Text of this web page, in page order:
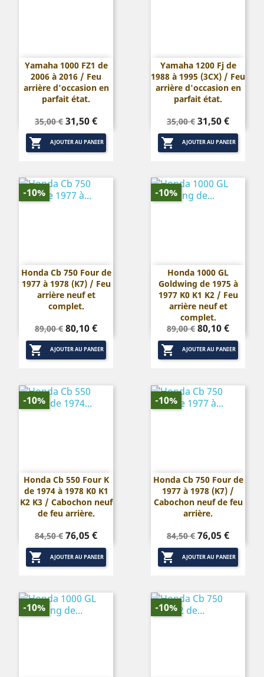
Yamaha 1000 FZ1 de
2006 à 2016 / Feu
arrière d'occasion en
parfait état.
Prix
de
base
35,00 € Prix
31,50 €
 AJOUTER AU PANIER
Yamaha 1200 Fj de
1988 à 1995 (3CX) / Feu
arrière d'occasion en
parfait état.
Prix
de
base
35,00 € Prix
31,50 €
 AJOUTER AU PANIER
Honda Cb 750 Four de
1977 à 1978 (K7) / Feu
arrière neuf et
complet.
Prix
de
base
89,00 € Prix
80,10 €
 AJOUTER AU PANIER
-10%
Honda 1000 GL
Goldwing de 1975 à
1977 K0 K1 K2 / Feu
arrière neuf et
complet.
Prix
de
base
89,00 € Prix
80,10 €
 AJOUTER AU PANIER
-10%
Honda Cb 550 Four K
de 1974 à 1978 K0 K1
K2 K3 / Cabochon neuf
de feu arrière.
Prix
de
base
84,50 € Prix
76,05 €
 AJOUTER AU PANIER
-10%
Honda Cb 750 Four de
1977 à 1978 (K7) /
Cabochon neuf de feu
arrière.
Prix
de
base
84,50 € Prix
76,05 €
 AJOUTER AU PANIER
-10%
-10% -10%